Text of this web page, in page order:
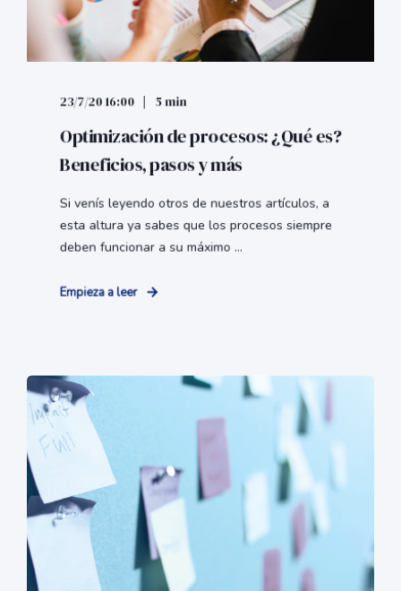
23/7/20 16:00 5 min
Optimización de procesos: ¿Qué es?
Beneficios, pasos y más
Si venís leyendo otros de nuestros artículos, a
esta altura ya sabes que los procesos siempre
deben funcionar a su máximo ...
Empieza a leer